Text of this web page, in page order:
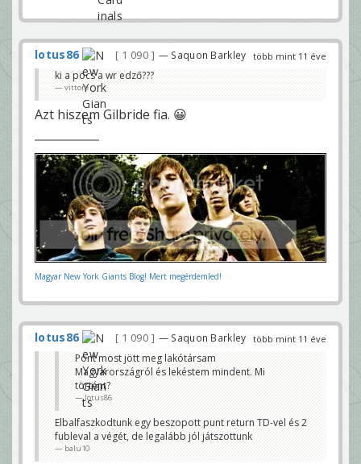
több mint 11 éve
lotus86 1 090 — Saquon Barkley
ki a pöcs a wr edző???
vittore
Azt hiszem Gilbride fia. 😀
Magyar New York Giants Blog! Mert megérdemled!
több mint 11 éve
lotus86 1 090 — Saquon Barkley
Pont most jött meg lakótársam
Magyarországról és lekéstem mindent. Mi
történt?
lotus86
Elbalfaszkodtunk egy beszopott punt return TD-vel és 2
fubleval a végét, de legalább jól játszottunk
balu10